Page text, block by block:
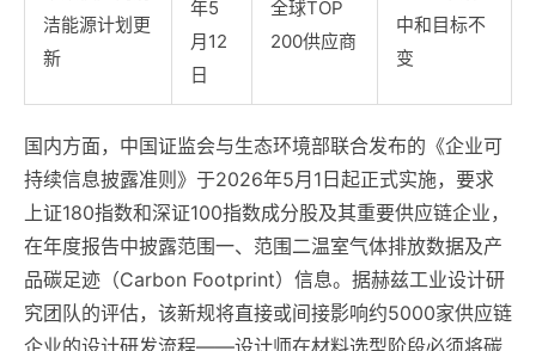
洁能源计划更
新
年5
月12
日
全球TOP
200供应商
中和目标不
变
国内方面，中国证监会与生态环境部联合发布的《企业可
持续信息披露准则》于2026年5月1日起正式实施，要求
上证180指数和深证100指数成分股及其重要供应链企业，
在年度报告中披露范围一、范围二温室气体排放数据及产
品碳足迹（Carbon Footprint）信息。据赫兹工业设计研
究团队的评估，该新规将直接或间接影响约5000家供应链